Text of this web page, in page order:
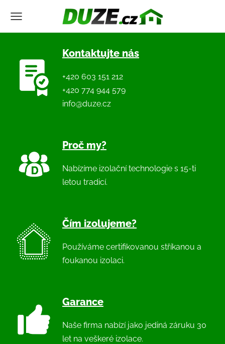
Kontaktujte nás
+420 603 151 212
+420 774 944 579
info@duze.cz
Proč my?
Nabízíme izolační technologie s 15-ti
letou tradicí.
Čím izolujeme?
Používáme certifikovanou stříkanou a
foukanou izolaci.
Garance
Naše firma nabízí jako jediná záruku 30
let na veškeré izolace.